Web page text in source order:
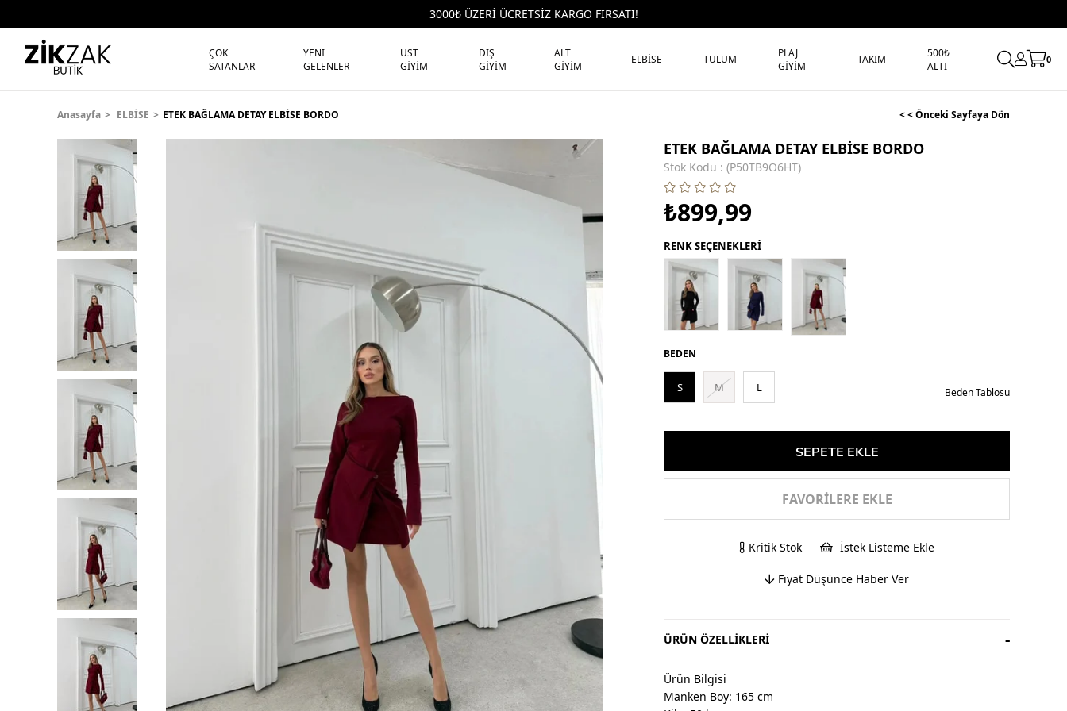
3000₺ ÜZERİ ÜCRETSİZ KARGO FIRSATI!
ÇOK
SATANLAR
YENİ
GELENLER
ÜST
GİYİM
DIŞ
GİYİM
ALT
GİYİM
ELBİSE TULUM
PLAJ
GİYİM
TAKIM
500₺
ALTI
0
Anasayfa ELBİSE ETEK BAĞLAMA DETAY ELBİSE BORDO < < Önceki Sayfaya Dön
ETEK BAĞLAMA DETAY ELBİSE BORDO
Stok Kodu (P50TB9O6HT)
₺899,99
RENK SEÇENEKLERİ
BEDEN
S M L Beden Tablosu
FAVORILERE EKLE
Kritik Stok İstek Listeme Ekle
Fiyat Düşünce Haber Ver
ÜRÜN ÖZELLIKLERI
Ürün Bilgisi
Manken Boy: 165 cm